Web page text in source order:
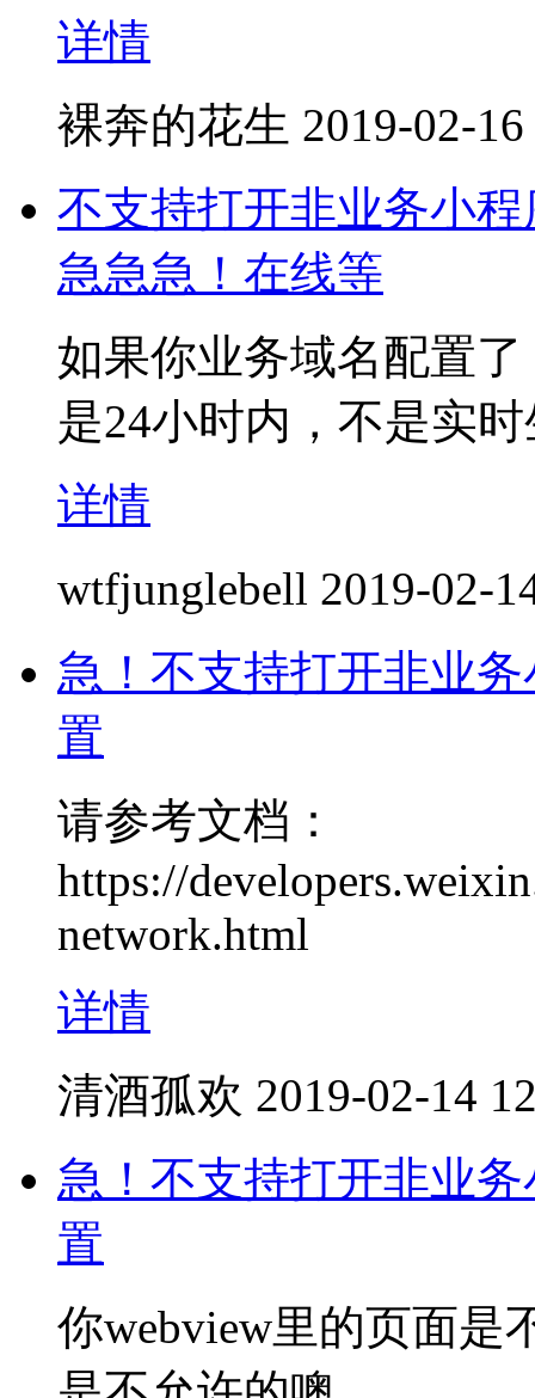
详情
裸奔的花生 2019-02-
不支持打开非业务小
急急急！在线等
如果你业务域名配置
是24小时内，不是实
详情
wtfjunglebell 2019-02-
急！不支持打开非业
置
请参考文档：
https://
network.html
详情
清酒孤欢 2019-02-14
急！不支持打开非业
置
你webview里的页面是